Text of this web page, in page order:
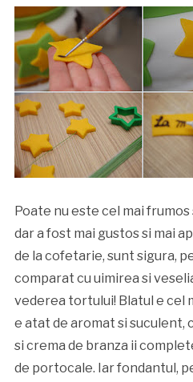
Poate nu este cel mai
dar a fost mai gustos si mai
de la cofetarie, sunt sigura,
comparat cu uimirea si
vederea tortului! Blatul e cel
e atat de aromat si suculent,
si crema de branza ii
de portocale. Iar fondantul,